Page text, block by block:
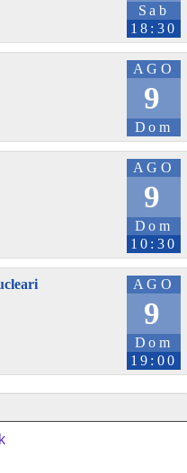
Sab
18:30
AGO
9
Dom
AGO
9
Dom
10:30
AGO
9
Dom
19:00